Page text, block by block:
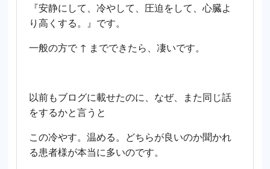
『安静にして、冷やして、圧迫をして、心臓よ
り高くする。』です。
一般の方で ↑ までできたら、凄いです。
以前もブログに載せたのに、なぜ、また同じ話
をするかと言うと
この冷やす。温める。どちらが良いのか聞かれ
る患者様が本当に多いのです。